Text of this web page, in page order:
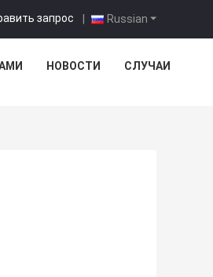
Russian
запрос |
НОВОСТИ СЛУЧАИ